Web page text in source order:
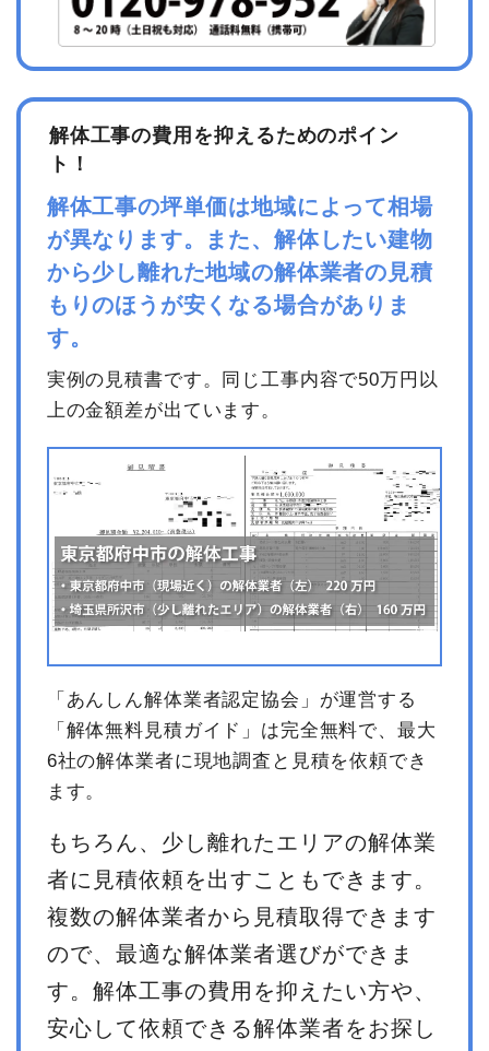
解体工事の費用を抑えるためのポイン
ト！
解体工事の坪単価は地域によって相場
が異なります。また、解体したい建物
から少し離れた地域の解体業者の見積
もりのほうが安くなる場合がありま
す。
実例の見積書です。同じ工事内容で50万円以
上の金額差が出ています。
「あんしん解体業者認定協会」が運営する
「解体無料見積ガイド」は完全無料で、最大
6社の解体業者に現地調査と見積を依頼でき
ます。
もちろん、少し離れたエリアの解体業
者に見積依頼を出すこともできます。
複数の解体業者から見積取得できます
ので、最適な解体業者選びができま
す。解体工事の費用を抑えたい方や、
安心して依頼できる解体業者をお探し